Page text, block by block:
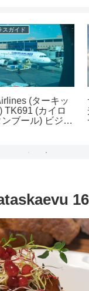
キッ
イロ
ジネ
サンクト
光 〜聖イ
一見の価